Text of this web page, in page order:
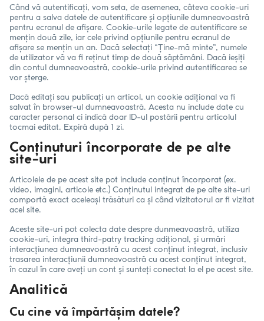
Când vă autentificați, vom seta, de asemenea, câteva cookie-uri
pentru a salva datele de autentificare și opțiunile dumneavoastră
pentru ecranul de afișare. Cookie-urile legate de autentificare se
mențin două zile, iar cele privind opțiunile pentru ecranul de
afișare se mențin un an. Dacă selectați “Ține-mă minte”, numele
de utilizator vă va fi reținut timp de două săptămâni. Dacă ieșiți
din contul dumneavoastră, cookie-urile privind autentificarea se
vor șterge.
Dacă editați sau publicați un articol, un cookie adițional va fi
salvat în browser-ul dumneavoastră. Acesta nu include date cu
caracter personal ci indică doar ID-ul postării pentru articolul
tocmai editat. Expiră după 1 zi.
Conținuturi încorporate de pe alte
site-uri
Articolele de pe acest site pot include conținut încorporat (ex.
video, imagini, articole etc.) Conținutul integrat de pe alte site-uri
comportă exact aceleași trăsături ca și când vizitatorul ar fi vizitat
acel site.
Aceste site-uri pot colecta date despre dunmeavoastră, utiliza
cookie-uri, integra third-patry tracking adițional, și urmări
interacțiunea dumneavoastră cu acest conținut integrat, inclusiv
trasarea interacțiunii dumneavoastră cu acest conținut integrat,
în cazul în care aveți un cont și sunteți conectat la el pe acest site.
Analitică
Cu cine vă împărtășim datele?